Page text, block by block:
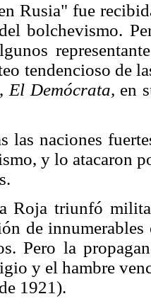
Rusia" fue
bolchevismo.
tendencioso de
El Demócrata, en
las naciones
y lo atacaron
Roja triunfó
de
Pero la
y el hambre
1921).